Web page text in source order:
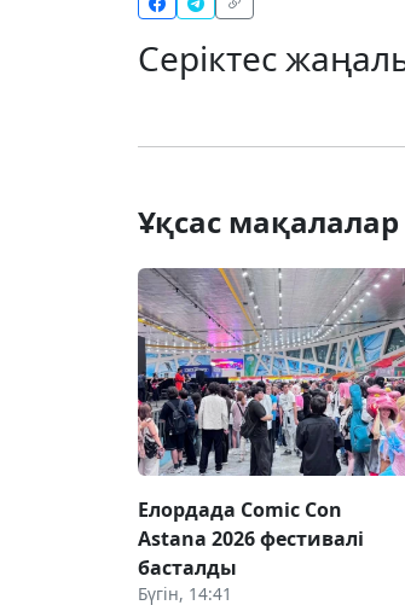
Серіктес
Ұқсас мақалалар
Елордада Comic Con
Astana 2026 фестивалі
басталды
Бүгін, 14:41